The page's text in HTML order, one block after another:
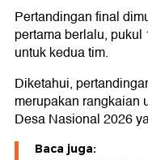
Pertandingan final
pertama berlalu,
untuk kedua tim.
Diketahui,
merupakan rangkaian
Desa Nasional 2026
Baca juga: